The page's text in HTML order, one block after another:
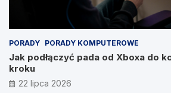
PORADY PORADY KOMPUTEROWE
Jak podłączyć pada od Xboxa do
kroku
22 lipca 2026